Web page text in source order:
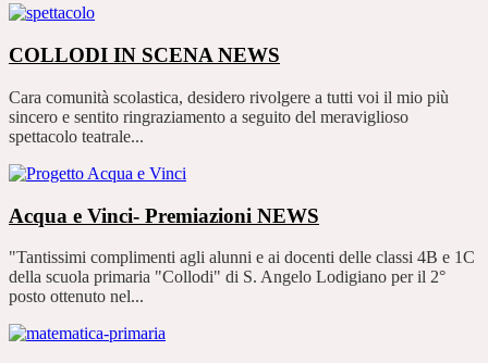
COLLODI IN SCENA NEWS
Cara comunità scolastica, desidero rivolgere a tutti voi il mio più
sincero e sentito ringraziamento a seguito del meraviglioso
spettacolo teatrale...
Acqua e Vinci- Premiazioni NEWS
"Tantissimi complimenti agli alunni e ai docenti delle classi 4B e 1C
della scuola primaria "Collodi" di S. Angelo Lodigiano per il 2°
posto ottenuto nel...